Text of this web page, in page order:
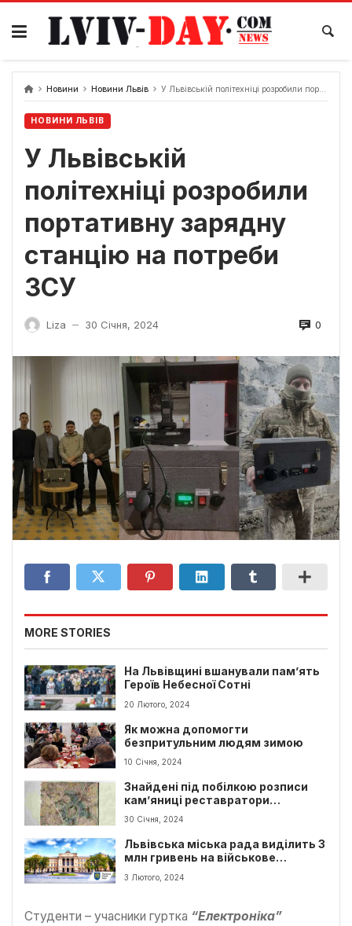
Skip
content
Новини Новини Львів У Львівській політехніці розробили портативну зарядну станцію на потреби ЗСУ
НОВИНИ ЛЬВІВ
У Львівській
політехніці розробили
портативну зарядну
станцію на потреби
ЗСУ
Liza — 30 Січня, 2024 0
MORE STORIES
На Львівщині вшанували пам’ять
Героїв Небесної Сотні
20 Лютого, 2024
Як можна допомогти
безпритульним людям зимою
10 Січня, 2024
Знайдені під побілкою розписи
кам’яниці реставратори
презентували у Львові
30 Січня, 2024
Львівська міська рада виділить 3
млн гривень на військове
обладнання
3 Лютого, 2024
Студенти – учасники гуртка “Електроніка”